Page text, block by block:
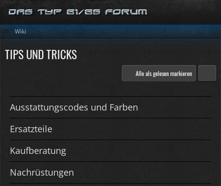
Wiki
TIPS UND TRICKS
Alle als gelesen markieren
Ausstattungscodes und Farben
Ersatzteile
Kaufberatung
Nachrüstungen